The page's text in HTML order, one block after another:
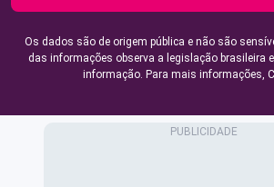
Os dados são de origem pública e não são
das informações observa a legislação brasileira
informação. Para mais informações,